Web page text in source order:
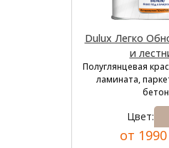
Dulux Легко
и
Полуглянцевая
ламината,
Цвет:
от